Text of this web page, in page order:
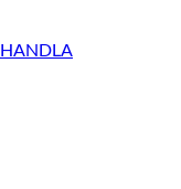
HANDLA